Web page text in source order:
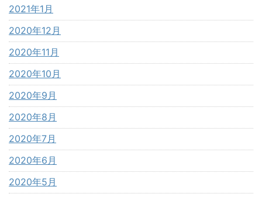
2021年1月
2020年12月
2020年11月
2020年10月
2020年9月
2020年8月
2020年7月
2020年6月
2020年5月